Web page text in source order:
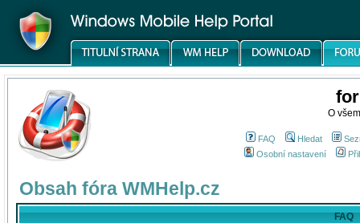
O
FAQ Hledat
Osobní nastavení
Obsah fóra WMHelp.cz
FAQ